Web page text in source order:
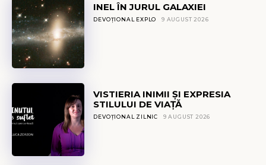
INEL ÎN JURUL GALAXIEI
DEVOȚIONAL EXPLO 9 AUGUST 2026
VISTIERIA INIMII ȘI EXPRESIA
STILULUI DE VIAȚĂ
DEVOȚIONAL ZILNIC 9 AUGUST 2026